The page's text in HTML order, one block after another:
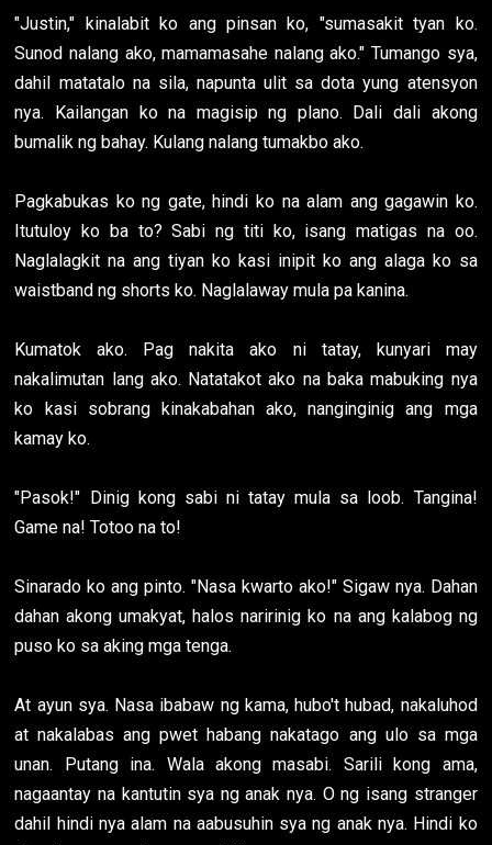
"Justin," kinalabit ko ang pinsan ko, "sumasakit tyan ko.
Sunod nalang ako, mamamasahe nalang ako." Tumango sya,
dahil matatalo na sila, napunta ulit sa dota yung atensyon
nya. Kailangan ko na magisip ng plano. Dali dali akong
bumalik ng bahay. Kulang nalang tumakbo ako.
Pagkabukas ko ng gate, hindi ko na alam ang gagawin ko.
Itutuloy ko ba to? Sabi ng titi ko, isang matigas na oo.
Naglalagkit na ang tiyan ko kasi inipit ko ang alaga ko sa
waistband ng shorts ko. Naglalaway mula pa kanina.
Kumatok ako. Pag nakita ako ni tatay, kunyari may
nakalimutan lang ako. Natatakot ako na baka mabuking nya
ko kasi sobrang kinakabahan ako, nanginginig ang mga
kamay ko.
"Pasok!" Dinig kong sabi ni tatay mula sa loob. Tangina!
Game na! Totoo na to!
Sinarado ko ang pinto. "Nasa kwarto ako!" Sigaw nya. Dahan
dahan akong umakyat, halos naririnig ko na ang kalabog ng
puso ko sa aking mga tenga.
At ayun sya. Nasa ibabaw ng kama, hubo't hubad, nakaluhod
at nakalabas ang pwet habang nakatago ang ulo sa mga
unan. Putang ina. Wala akong masabi. Sarili kong ama,
nagaantay na kantutin sya ng anak nya. O ng isang stranger
dahil hindi nya alam na aabusuhin sya ng anak nya. Hindi ko